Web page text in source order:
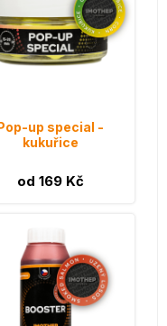
up special -
kukuřice
od 169 Kč